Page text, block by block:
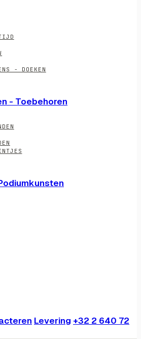
- DOEKEN
- Toebehoren
Levering +32 2 640 72